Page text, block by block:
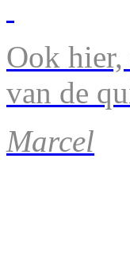
Ook
van de
Marcel